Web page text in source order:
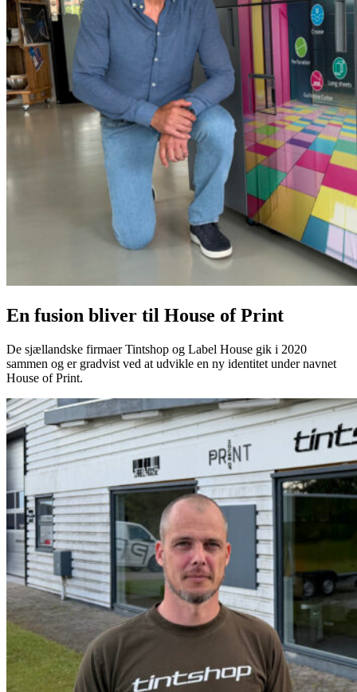
En fusion bliver til House of Print
De sjællandske firmaer Tintshop og Label House gik i 2020
sammen og er gradvist ved at udvikle en ny identitet under navnet
House of Print.